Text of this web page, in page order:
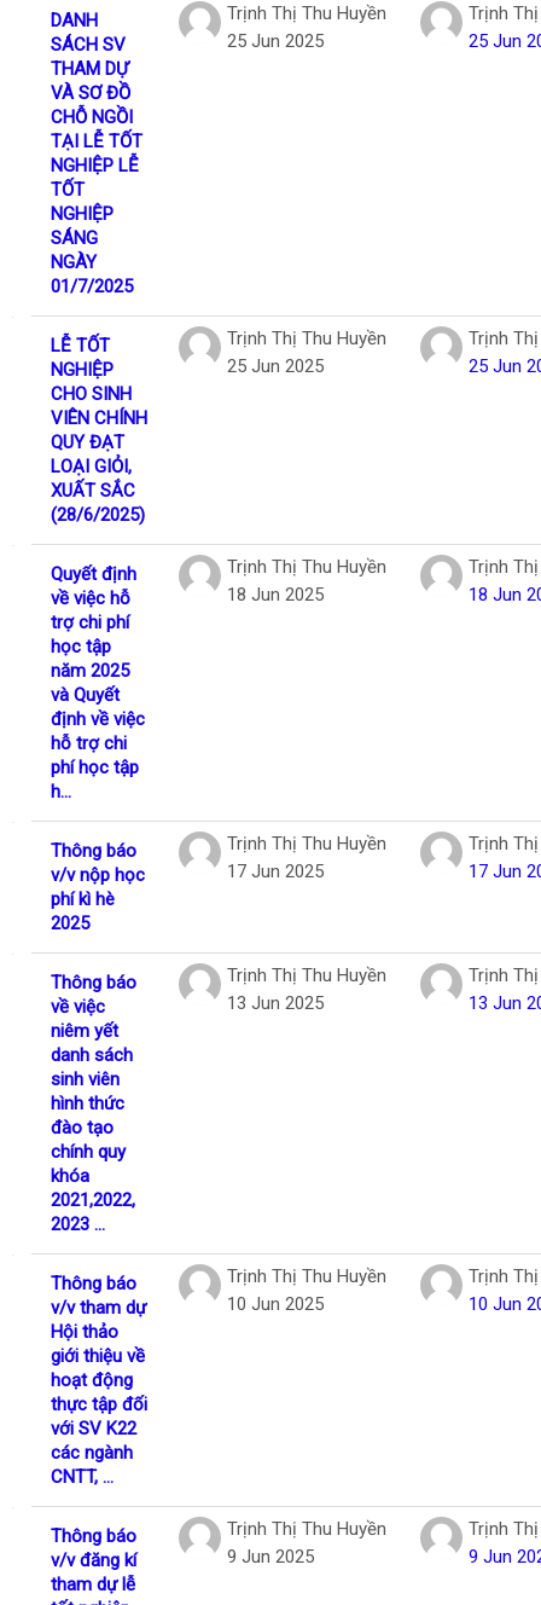
DANH
SÁCH SV
THAM DỰ
VÀ SƠ ĐỒ
CHỖ NGỒI
TẠI LỄ TỐT
NGHIỆP LỄ
TỐT
NGHIỆP
SÁNG
NGÀY
01/7/2025
Trịnh Thị Thu Huyền
25 Jun 2025
Trịnh
25 Jun
LỄ TỐT
NGHIỆP
CHO SINH
VIÊN CHÍNH
QUY ĐẠT
LOẠI GIỎI,
XUẤT SẮC
(28/6/2025)
Trịnh Thị Thu Huyền
25 Jun 2025
Trịnh
25 Jun
Quyết định
về việc hỗ
trợ chi phí
học tập
năm 2025
và Quyết
định về việc
hỗ trợ chi
phí học tập
h...
Trịnh Thị Thu Huyền
18 Jun 2025
Trịnh
18 Jun
Thông báo
v/v nộp học
phí kì hè
2025
Trịnh Thị Thu Huyền
17 Jun 2025
Trịnh
17 Jun
Thông báo
về việc
niêm yết
danh sách
sinh viên
hình thức
đào tạo
chính quy
khóa
2021,2022,
2023 ...
Trịnh Thị Thu Huyền
13 Jun 2025
Trịnh
13 Jun
Thông báo
v/v tham dự
Hội thảo
giới thiệu về
hoạt động
thực tập đối
với SV K22
các ngành
CNTT, ...
Trịnh Thị Thu Huyền
10 Jun 2025
Trịnh
10 Jun
Thông báo
v/v đăng kí
tham dự lễ
Trịnh Thị Thu Huyền
9 Jun 2025
Trịnh
9 Jun